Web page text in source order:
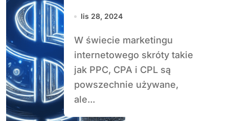
działają?
lis 28, 2024
W świecie marketingu
internetowego skróty takie
jak PPC, CPA i CPL są
powszechnie używane,
ale...